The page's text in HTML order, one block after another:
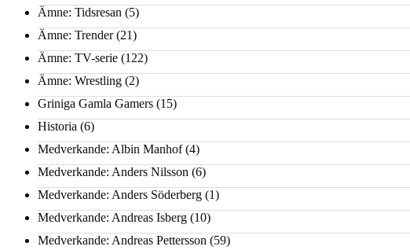
Ämne: Tidsresan (5)
Ämne: Trender(21)
Ämne: TV-serie (122)
Ämne: Wrestling (2)
Griniga Gamla Gamers (15)
Historia (6)
Medverkande: Albin Manhof(4)
Medverkande: Anders Nilsson (6)
Medverkande: Anders Söderberg (1)
Medverkande: Andreas Isberg (10)
Medverkande: Andreas Pettersson (59)